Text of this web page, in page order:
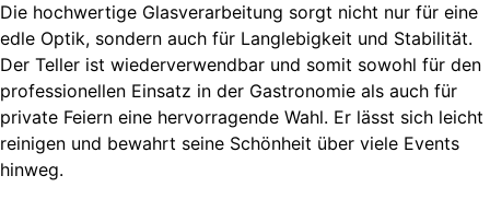
Die hochwertige Glasverarbeitung sorgt nicht nur für eine
edle Optik, sondern auch für Langlebigkeit und Stabilität.
Der Teller ist wiederverwendbar und somit sowohl für den
professionellen Einsatz in der Gastronomie als auch für
private Feiern eine hervorragende Wahl. Er lässt sich leicht
reinigen und bewahrt seine Schönheit über viele Events
hinweg.